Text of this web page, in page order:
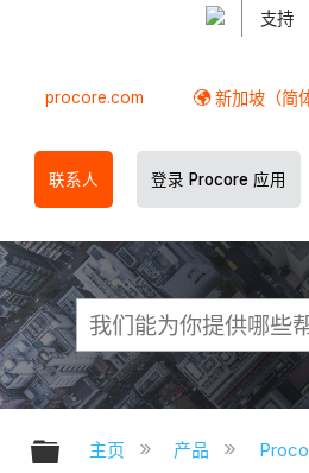
支持
procore.com 新加坡（简
联系人 登录 Procore 应用
扩展/隐缩全局层次
主页 产品